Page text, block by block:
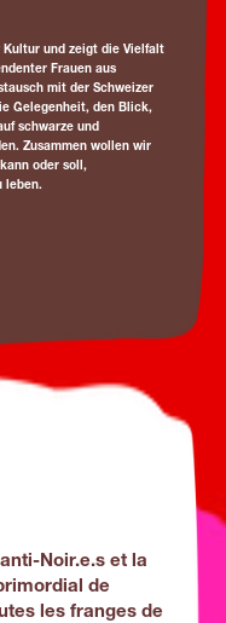
Kultur und zeigt die Vielfalt
Frauen aus
mit der Schweizer
Gelegenheit, den Blick,
schwarze und
Zusammen wollen wir
oder soll,
leben.
Noir.e.s et la
de
les franges de